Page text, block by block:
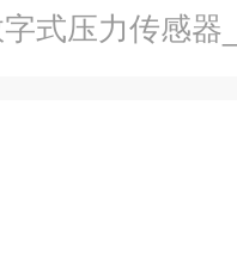
式压力传感器